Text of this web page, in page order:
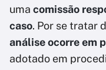
uma comissão
caso. Por se tratar
análise ocorre em
adotado em